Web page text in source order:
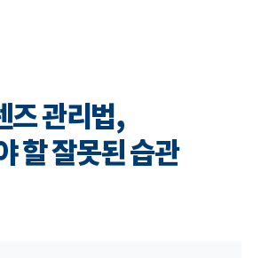
즈 관리법,
할 잘못된 습관